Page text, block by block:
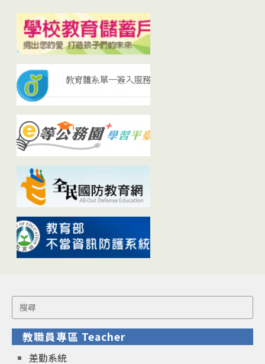
Search
for:
教職員專區 Teacher
差勤系統